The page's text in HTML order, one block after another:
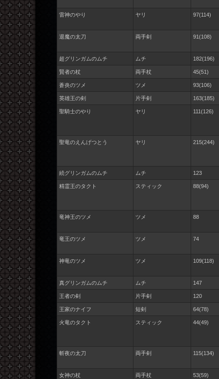
雷神のやり ヤリ 97(114)
退魔の太刀 両手剣 91(108)
超グリンガムのムチ ムチ 182(196)
賢者の杖 両手杖 45(51)
蒼炎のツメ ツメ 93(106)
英雄王の剣 片手剣 163(185)
聖騎士のやり ヤリ 111(126)
聖竜のえんげつとう ヤリ 215(244)
続グリンガムのムチ ムチ 123
精霊王のタクト スティック 88(94)
竜神王のツメ ツメ 88
竜王のツメ ツメ 74
神竜のツメ ツメ 109(118)
真グリンガムのムチ ムチ 147
王者の剣 片手剣 120
王家のナイフ 短剣 64(78)
火竜のタクト スティック 44(49)
斬夜の太刀 両手剣 115(134)
女神の杖 両手杖 53(59)